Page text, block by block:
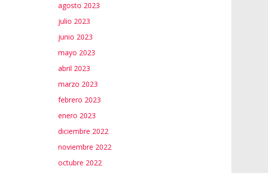
agosto 2023
julio 2023
junio 2023
mayo 2023
abril 2023
marzo 2023
febrero 2023
enero 2023
diciembre 2022
noviembre 2022
octubre 2022